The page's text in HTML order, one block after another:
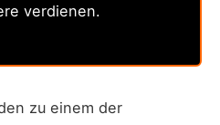
verdienen.
zu einem der